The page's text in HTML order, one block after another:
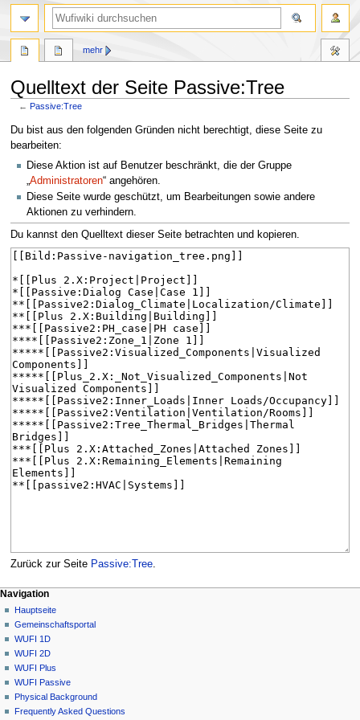
Quelltext der Seite Passive:Tree
←Passive:Tree
Zur
Navigation
springen
Zur
Suche
springen
Du bist aus den folgenden Gründen nicht berechtigt, diese Seite zu
bearbeiten:
Diese Aktion ist auf Benutzer beschränkt, die der Gruppe
„Administratoren“ angehören.
Diese Seite wurde geschützt, um Bearbeitungen sowie andere
Aktionen zu verhindern.
Du kannst den Quelltext dieser Seite betrachten und kopieren.
Zurück zur Seite Passive:Tree.
N
a
v
g
a
Seitenaktionen
Seite
Diskussion
Lesen
Quelltext
anzeigen
Versionsgeschichte
mehr
Meine Werkzeuge
Anmelden
Navigation
Hauptseite
Gemeinschafts­portal
WUFI 1D
WUFI 2D
WUFI Plus
WUFI Passive
Physical Background
Frequently Asked Questions
Suche